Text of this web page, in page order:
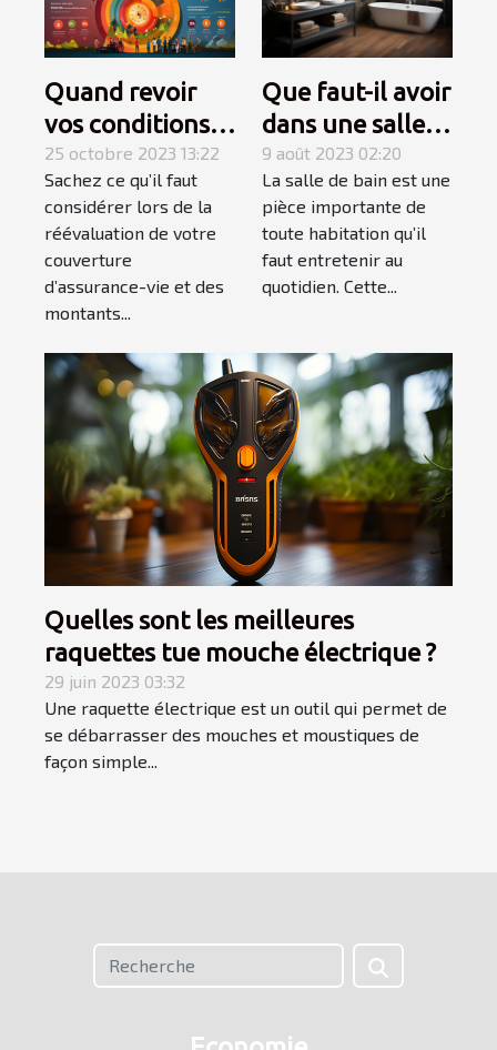
Quand revoir
vos conditions
d’assurance-
vie ?
25 octobre 2023 13:22
Sachez ce qu’il faut
considérer lors de la
réévaluation de votre
couverture
d’assurance-vie et des
montants...
Que faut-il avoir
dans une salle
de bain pour
qu’elle soit
complète et
élégante ?
9 août 2023 02:20
La salle de bain est une
pièce importante de
toute habitation qu’il
faut entretenir au
quotidien. Cette...
Quelles sont les meilleures
raquettes tue mouche électrique ?
29 juin 2023 03:32
Une raquette électrique est un outil qui permet de
se débarrasser des mouches et moustiques de
façon simple...